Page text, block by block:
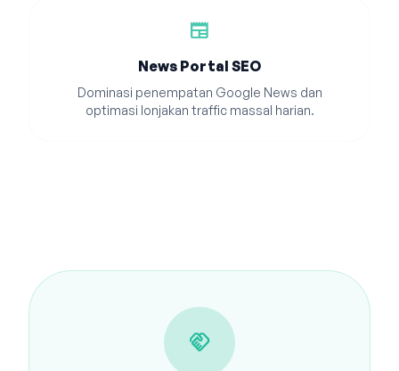
newspaper
News Portal SEO
Dominasi penempatan Google News dan
optimasi lonjakan traffic massal harian.
handshake